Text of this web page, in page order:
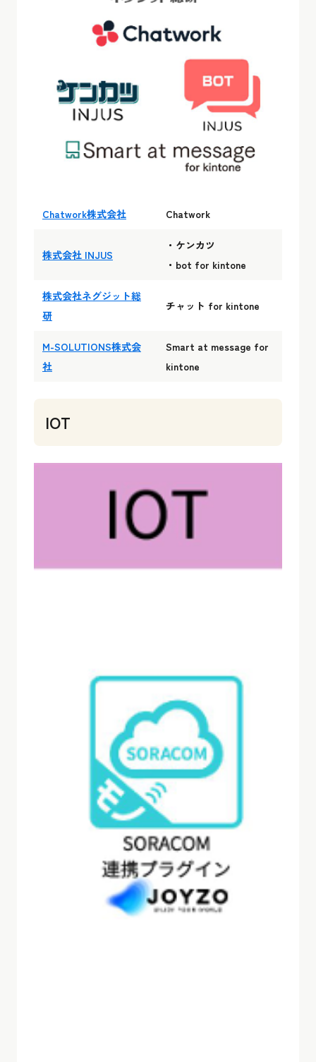
Chatwork株式会社 Chatwork
株式会社 INJUS
・ケンカツ
・bot for kintone
株式会社ネグジット総
研
チャット for kintone
M-SOLUTIONS株式会
社
Smart at message for
kintone
IOT